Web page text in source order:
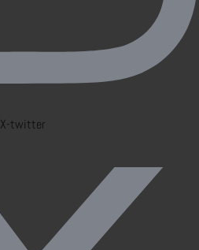
X-twitter